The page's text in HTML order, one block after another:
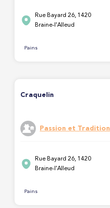
Rue Bayard 26, 1420
Braine-l'Alleud
Pains
Craquelin
Passion et Tradition
Rue Bayard 26, 1420
Braine-l'Alleud
Pains